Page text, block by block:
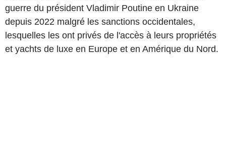
guerre du président Vladimir Poutine en Ukraine
depuis 2022 malgré les sanctions occidentales,
lesquelles les ont privés de l'accès à leurs propriétés
et yachts de luxe en Europe et en Amérique du Nord.